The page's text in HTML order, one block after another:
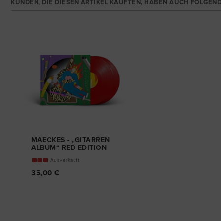
KUNDEN, DIE DIESEN ARTIKEL KAUFTEN, HABEN AUCH
MAECKES - „GITARREN
ALBUM“ RED EDITION
Ausverkauft
35,00 €